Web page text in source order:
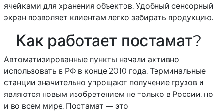
ячейками для хранения объектов. Удобный сенсорный
экран позволяет клиентам легко забирать продукцию.
Как работает постамат?
Автоматизированные пункты начали активно
использовать в РФ в конце 2010 года. Терминальные
станции значительно упрощают получение грузов и
являются новым изобретением не только в России, но
и во всем мире. Постамат — это